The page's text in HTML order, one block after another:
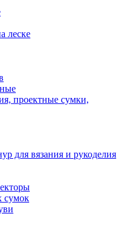
леске
проектные сумки,
для вязания и рукоделия
сумок